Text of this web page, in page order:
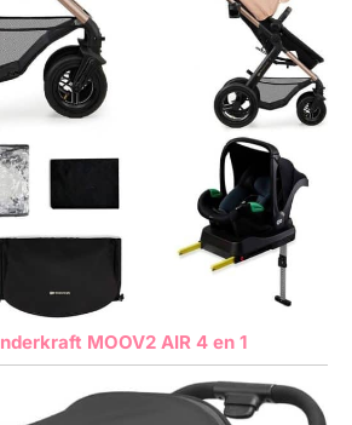
MOOV2 AIR 4 en 1